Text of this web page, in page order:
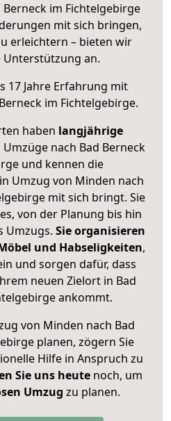
Berneck im Fichtelgebirge
mit sich bringen,
erleichtern – bieten wir
Unterstützung an.
17 Jahre Erfahrung mit
im Fichtelgebirge.
haben langjährige
Umzüge nach Bad Berneck
und kennen die
Umzug von Minden nach
mit sich bringt. Sie
von der Planung bis hin
Umzugs. Sie organisieren
und Habseligkeiten,
und sorgen dafür, dass
neuen Zielort in Bad
ankommt.
von Minden nach Bad
planen, zögern Sie
Hilfe in Anspruch zu
Sie uns heutenoch, um
Umzug zu planen.